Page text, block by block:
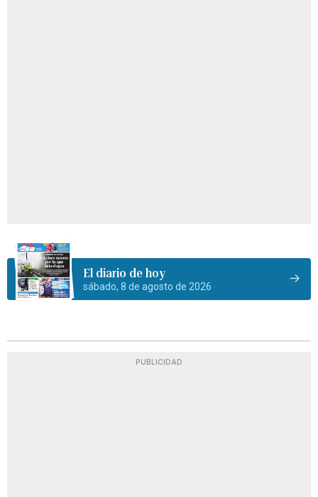
El diario de hoy
sábado, 8 de agosto de 2026
PUBLICIDAD